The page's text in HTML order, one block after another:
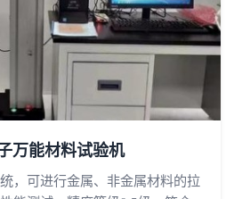
万能材料试验机
，可进行金属、非金属材料的拉